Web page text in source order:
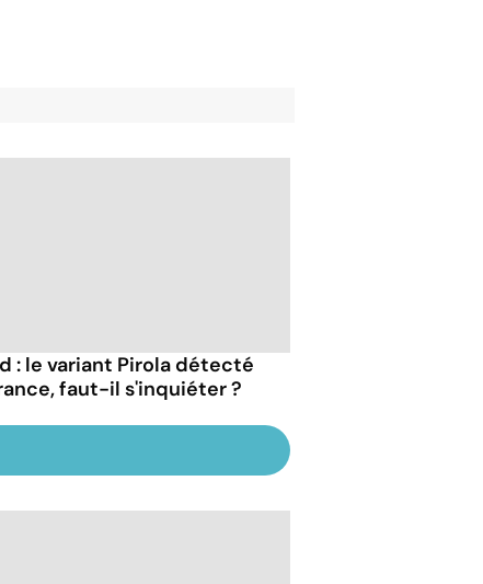
: le variant Pirola détecté
faut-il s'inquiéter ?